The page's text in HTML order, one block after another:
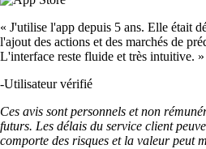
« J'utilise l'app depuis 5 ans. Elle était
l'ajout des actions et des marchés de
L'interface reste fluide et très intuitive. »
-Utilisateur vérifié
Ces avis sont personnels et non
futurs. Les délais du service client
comporte des risques et la valeur peut